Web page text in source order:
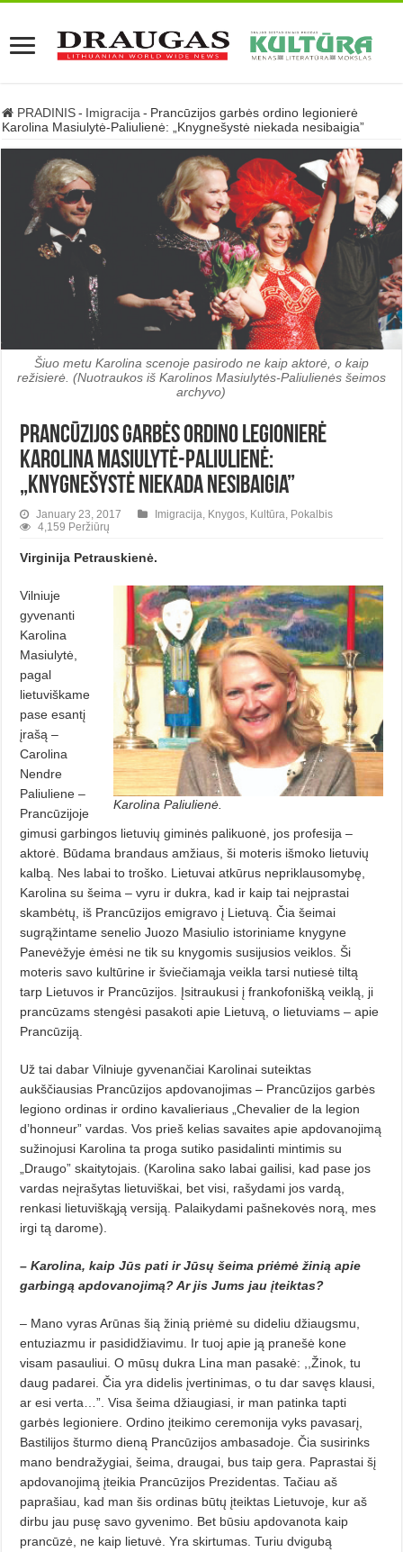
PRADINIS - Imigracija - Prancūzijos garbės ordino legionierė
Karolina Masiulytė-Paliulienė: „Knygnešystė niekada nesibaigia”
Šiuo metu Karolina scenoje pasirodo ne kaip aktorė, o kaip
režisierė. (Nuotraukos iš Karolinos Masiulytės-Paliulienės šeimos
archyvo)
Prancūzijos garbės ordino legionierė
Karolina Masiulytė-Paliulienė:
„Knygnešystė niekada nesibaigia”
January 23, 2017 Imigracija Knygos Kultūra Pokalbis
4,159 Peržiūrų
Virginija Petrauskienė.
Karolina Paliulienė.
Vilniuje
gyvenanti
Karolina
Masiulytė,
pagal
lietuviškame
pase esantį
įrašą –
Carolina
Nendre
Paliuliene –
Prancūzijoje
gimusi garbingos lietuvių giminės palikuonė, jos profesija –
aktorė. Būdama brandaus amžiaus, ši moteris išmoko lietuvių
kalbą. Nes labai to troško. Lietuvai atkūrus nepriklausomybę,
Karolina su šeima – vyru ir dukra, kad ir kaip tai neįprastai
skambėtų, iš Prancūzijos emigravo į Lietuvą. Čia šeimai
sugrąžintame senelio Juozo Masiulio istoriniame knygyne
Panevėžyje ėmėsi ne tik su knygomis susijusios veiklos. Ši
moteris savo kultūrine ir šviečiamąja veikla tarsi nutiesė tiltą
tarp Lietuvos ir Prancūzijos. Įsitraukusi į frankofonišką veiklą, ji
prancūzams stengėsi pasakoti apie Lietuvą, o lietuviams – apie
Prancūziją.
Už tai dabar Vilniuje gyvenančiai Karolinai suteiktas
aukščiausias Prancūzijos apdovanojimas – Prancūzijos garbės
legiono ordinas ir ordino kavalieriaus „Chevalier de la legion
d’honneur” vardas. Vos prieš kelias savaites apie apdovanojimą
sužinojusi Karolina ta proga sutiko pasidalinti mintimis su
„Draugo” skaitytojais. (Karolina sako labai gailisi, kad pase jos
vardas neįrašytas lietuviškai, bet visi, rašydami jos vardą,
renkasi lietuviškąją versiją. Palaikydami pašnekovės norą, mes
irgi tą darome).
– Karolina, kaip Jūs pati ir Jūsų šeima priėmė žinią apie
garbingą apdovanojimą? Ar jis Jums jau įteiktas?
– Mano vyras Arūnas šią žinią priėmė su dideliu džiaugsmu,
entuziazmu ir pasididžiavimu. Ir tuoj apie ją pranešė kone
visam pasauliui. O mūsų dukra Lina man pasakė: ,,Žinok, tu
daug padarei. Čia yra didelis įvertinimas, o tu dar savęs klausi,
ar esi verta…”. Visa šeima džiaugiasi, ir man patinka tapti
garbės legioniere. Ordino įteikimo ceremonija vyks pavasarį,
Bastilijos šturmo dieną Prancūzijos ambasadoje. Čia susirinks
mano bendražygiai, šeima, draugai, bus taip gera. Paprastai šį
apdovanojimą įteikia Prancūzijos Prezidentas. Tačiau aš
paprašiau, kad man šis ordinas būtų įteiktas Lietuvoje, kur aš
dirbu jau pusę savo gyvenimo. Bet būsiu apdovanota kaip
prancūzė, ne kaip lietuvė. Yra skirtumas. Turiu dvigubą